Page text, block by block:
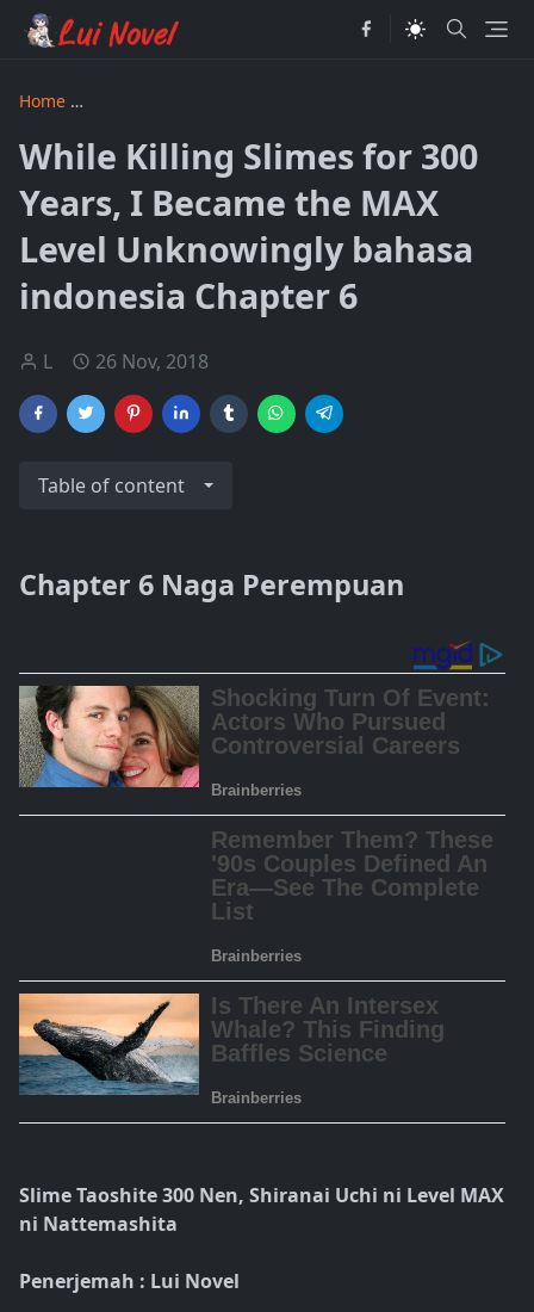
Home
While Killing Slimes for 300
Years, I Became the MAX
Level Unknowingly bahasa
indonesia Chapter 6
L 26 Nov, 2018
Table of content
Chapter 6 Naga Perempuan
Slime Taoshite 300 Nen, Shiranai Uchi ni Level MAX
ni Nattemashita
Penerjemah : Lui Novel